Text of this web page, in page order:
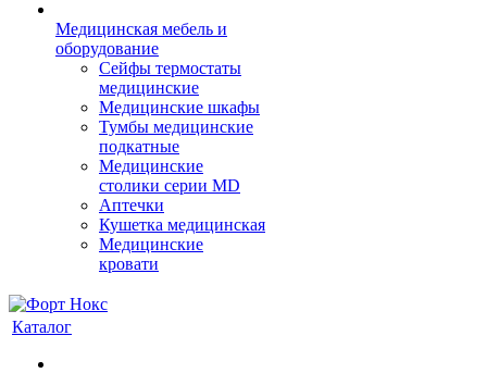
Медицинская мебель и
оборудование
Сейфы термостаты
медицинские
Медицинские шкафы
Тумбы медицинские
подкатные
Медицинские
столики серии MD
Аптечки
Кушетка медицинская
Медицинские
кровати
Каталог